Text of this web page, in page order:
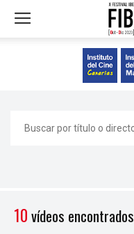
10vídeos encontrados